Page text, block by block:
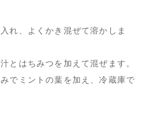
れ、よくかき混ぜて溶かしま
とはちみつを加えて混ぜます。
でミントの葉を加え、冷蔵庫で